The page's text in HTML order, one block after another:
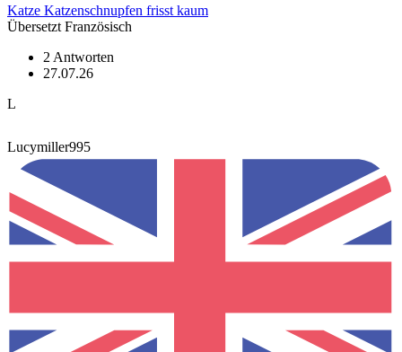
Katze Katzenschnupfen frisst kaum
Übersetzt Französisch
2 Antworten
27.07.26
L
Lucymiller995